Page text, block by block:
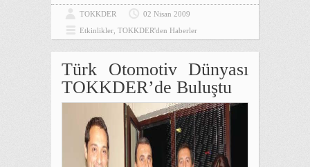
TOKKDER
02 Nisan 2009
Etkinlikler TOKKDER'den Haberler
Türk Otomotiv Dünyası
TOKKDER’de Buluştu